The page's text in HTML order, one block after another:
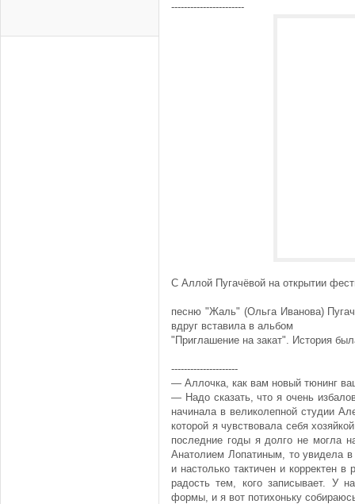
-----------------------
С Аллой Пугачёвой на открытии
песню "Жаль" (Ольга Иванова)
вдруг вставила в альбом
"Приглашение на закат". История
---------------------
— Аллочка, как вам новый тюнинг
— Надо сказать, что я очень
начинала в великолепной студии
которой я чувствовала себя
последние годы я долго не могла
Анатолием Лопатиным, то увидела
и настолько тактичен и корректен
радость тем, кого записывает. У
формы, и я вот потихоньку